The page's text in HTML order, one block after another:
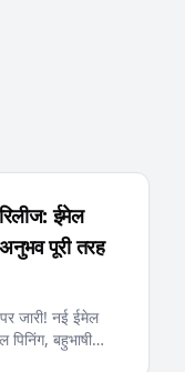
ईमेल
पूरी तरह
जारी! नई ईमेल
बहुभाषी